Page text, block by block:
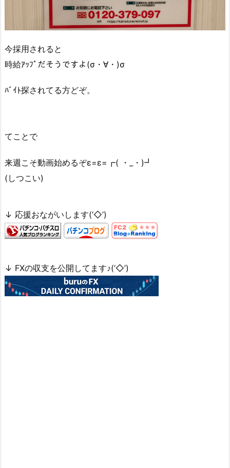
今採用されると
時給ｱｯﾌﾟだそうですよ(σ・∀・)σ
ﾊﾞｲﾄ探されてる方どぞ。
てことで
来週こそ動画始めるぞε=ε=┏( ・_・)┛
(しつこい)
↓ 応援おながいします(‘◇’)ゞ
↓ FXの収支を公開してます♪(‘◇’)ゞ